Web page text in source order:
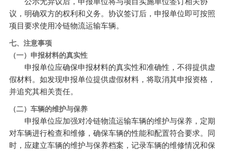
议，明确双方的权利和义务。协议签订后，申报单位即可按照
项目要求使用冷链物流运输车辆。
七、注意事项
（一）申报材料的真实性
申报单位应确保申报材料的真实性和准确性，不得提供虚
假材料。如发现申报单位提供虚假材料，将取消其申报资格，
并追究其相关责任。
（二）车辆的维护与保养
申报单位应加强对冷链物流运输车辆的维护与保养，定期
对车辆进行检查和维修，确保车辆的性能和配置符合要求。同
时，应建立车辆的维护与保养档案，记录车辆的维修情况和保